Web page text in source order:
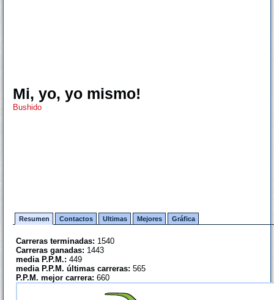
Mi, yo, yo mismo!
Bushido
Resumen Contactos Ultimas Mejores Gráfica
Carreras terminadas: 1540
Carreras ganadas: 1443
media P.P.M.: 449
media P.P.M. últimas carreras: 565
P.P.M. mejor carrera: 660